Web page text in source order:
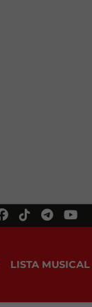
LISTA MUSICAL